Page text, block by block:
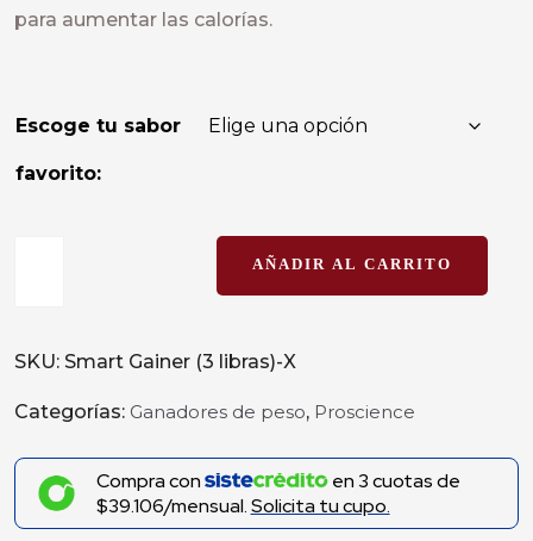
para aumentar las calorías.
Escoge tu sabor
favorito:
AÑADIR AL CARRITO
SKU: Smart Gainer (3 libras)-X
Categorías: Ganadores de peso, Proscience
Compra con en 3cuotas de
$39.106/mensual.Solicita tu cupo.